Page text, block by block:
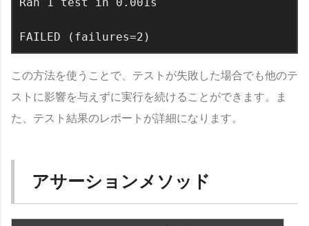
Ran 1 test in 0.001s
この方法を使うことで、テストが失敗した場合でも他のテ
ストに影響を与えずに実行を続けることができます。ま
た、テスト結果のレポートが詳細になります。
アサーションメソッド